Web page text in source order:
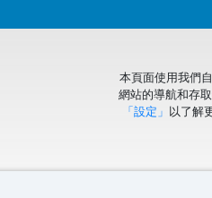
本頁面使用我們
網站的導航和存
「設定」 以了解